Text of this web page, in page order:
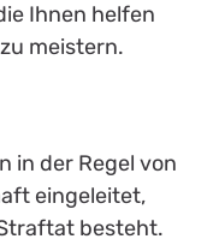
Ihnen helfen
meistern.
in der Regel von
eingeleitet,
besteht.